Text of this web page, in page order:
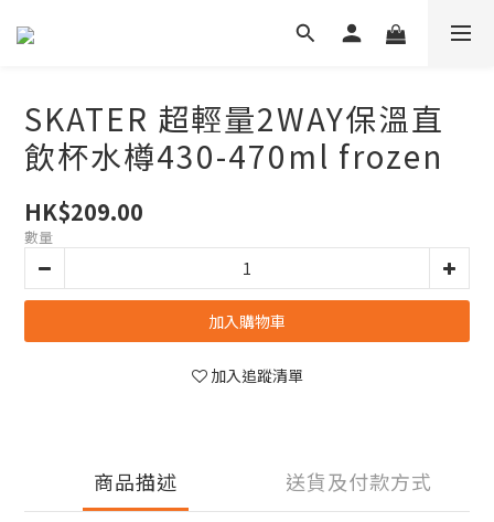
SKATER 超輕量2WAY保溫直
飲杯水樽430-470ml frozen
HK$209.00
數量
加入購物車
加入追蹤清單
商品描述 送貨及付款方式